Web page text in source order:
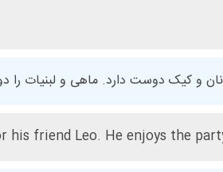
و کیک دوست دارد. ماهی و لبنیات
friend Leo. He enjoys the